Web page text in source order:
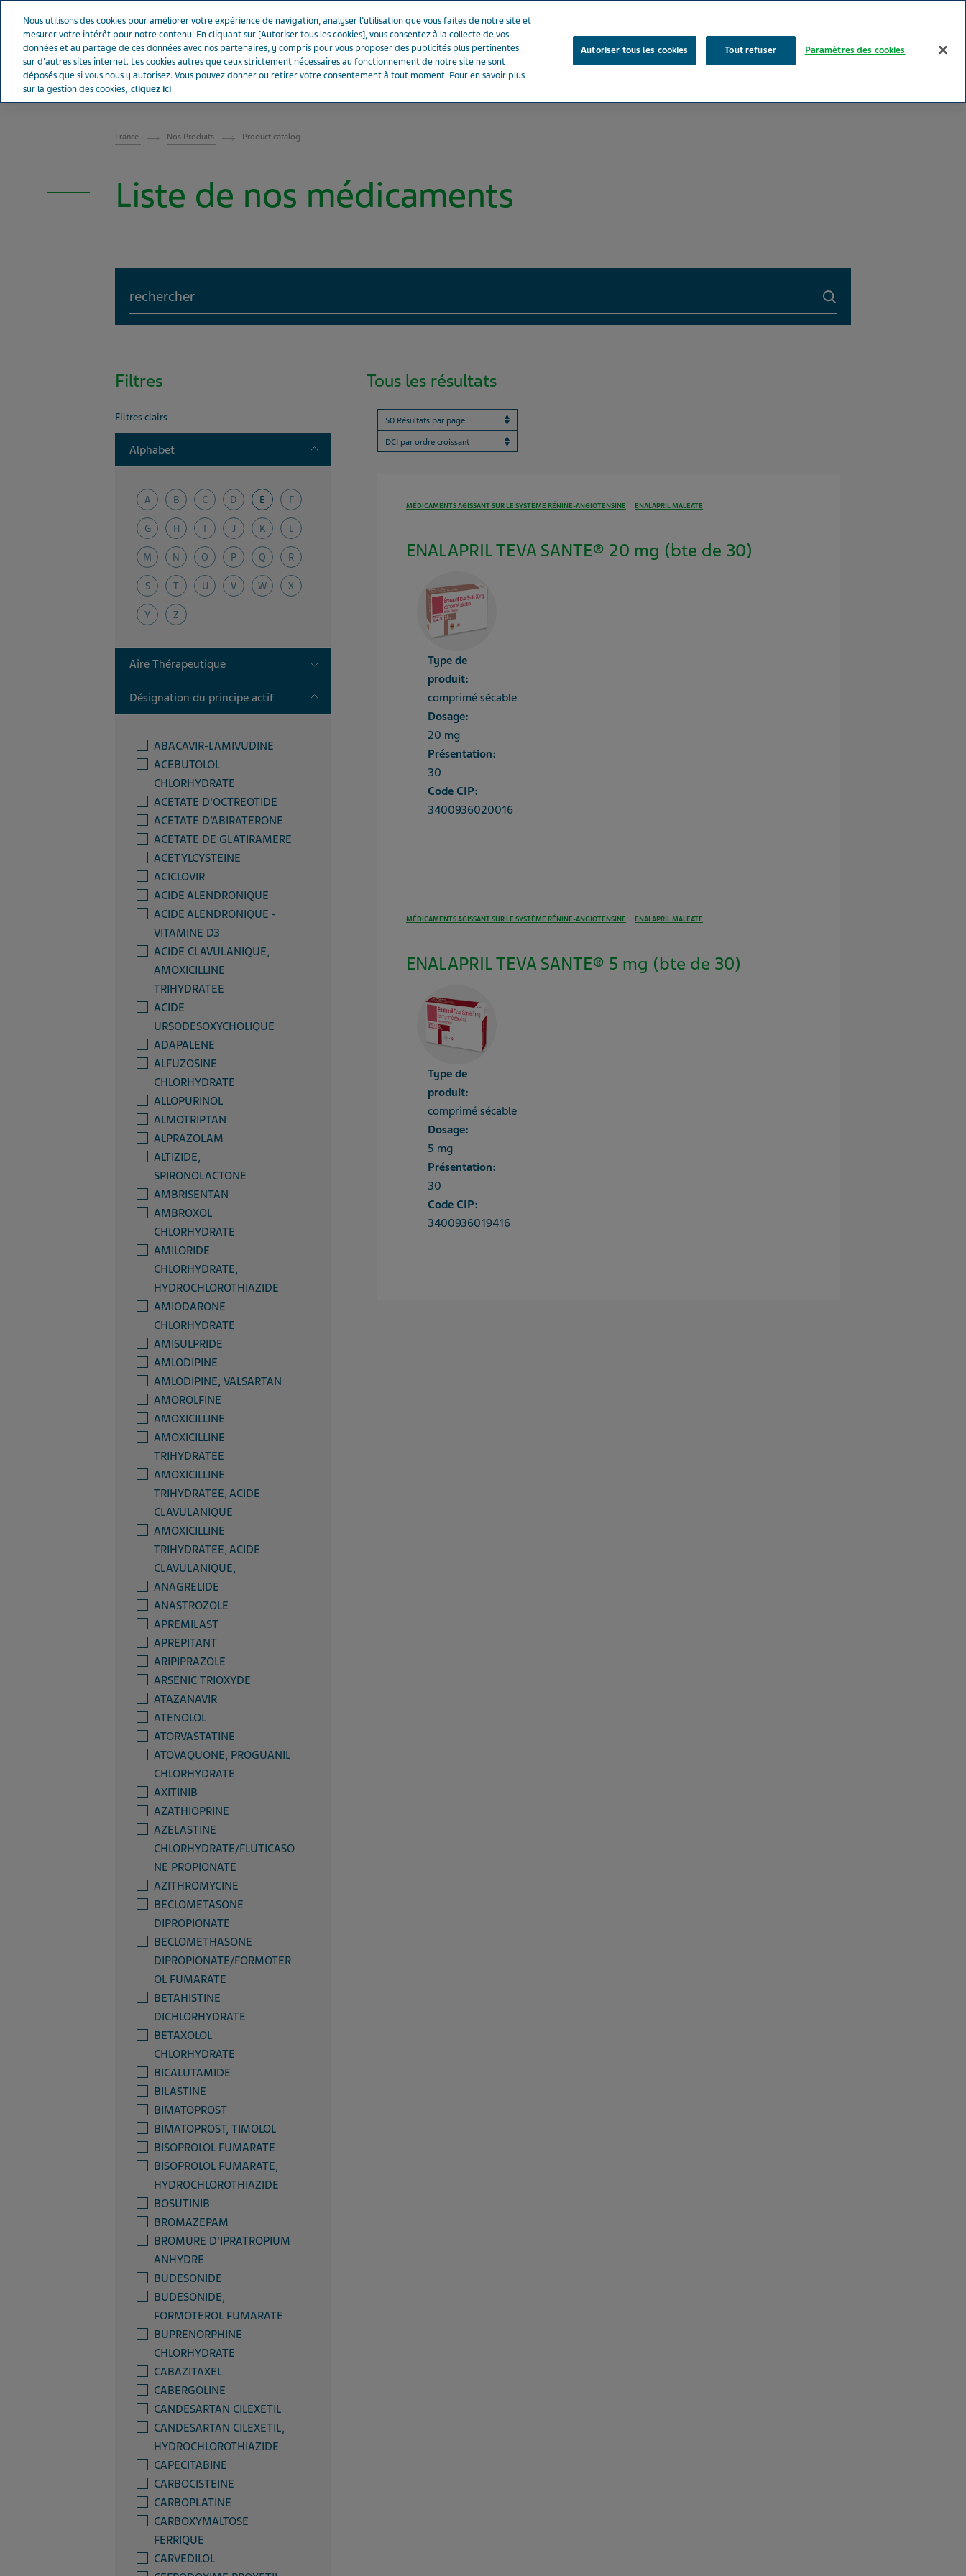
Aller sur Tevapharm
FRANCE
France Nos Produits Product catalog
Liste de nos médicaments
Search
Filtres
Filtres clairs
Alphabet Toggle
A B C D E F
G H I J K L
M N O P Q R
S T U V W X
Y Z
Aire Thérapeutique Toggle
Désignation du principe actif Toggle
ABACAVIR-LAMIVUDINE
ACEBUTOLOL
CHLORHYDRATE
ACETATE D'OCTREOTIDE
ACETATE D’ABIRATERONE
ACETATE DE GLATIRAMERE
ACETYLCYSTEINE
ACICLOVIR
ACIDE ALENDRONIQUE
ACIDE ALENDRONIQUE -
VITAMINE D3
ACIDE CLAVULANIQUE,
AMOXICILLINE
TRIHYDRATEE
ACIDE
URSODESOXYCHOLIQUE
ADAPALENE
ALFUZOSINE
CHLORHYDRATE
ALLOPURINOL
ALMOTRIPTAN
ALPRAZOLAM
ALTIZIDE,
SPIRONOLACTONE
AMBRISENTAN
AMBROXOL
CHLORHYDRATE
AMILORIDE
CHLORHYDRATE,
HYDROCHLOROTHIAZIDE
AMIODARONE
CHLORHYDRATE
AMISULPRIDE
AMLODIPINE
AMLODIPINE, VALSARTAN
AMOROLFINE
AMOXICILLINE
AMOXICILLINE
TRIHYDRATEE
AMOXICILLINE
TRIHYDRATEE, ACIDE
CLAVULANIQUE
AMOXICILLINE
TRIHYDRATEE, ACIDE
CLAVULANIQUE,
ANAGRELIDE
ANASTROZOLE
APREMILAST
APREPITANT
ARIPIPRAZOLE
ARSENIC TRIOXYDE
ATAZANAVIR
ATENOLOL
ATORVASTATINE
ATOVAQUONE, PROGUANIL
CHLORHYDRATE
AXITINIB
AZATHIOPRINE
AZELASTINE
CHLORHYDRATE/FLUTICASO
NE PROPIONATE
AZITHROMYCINE
BECLOMETASONE
DIPROPIONATE
BECLOMETHASONE
DIPROPIONATE/FORMOTER
OL FUMARATE
BETAHISTINE
DICHLORHYDRATE
BETAXOLOL
CHLORHYDRATE
BICALUTAMIDE
BILASTINE
BIMATOPROST
BIMATOPROST, TIMOLOL
BISOPROLOL FUMARATE
BISOPROLOL FUMARATE,
HYDROCHLOROTHIAZIDE
BOSUTINIB
BROMAZEPAM
BROMURE D'IPRATROPIUM
ANHYDRE
BUDESONIDE
BUDESONIDE,
FORMOTEROL FUMARATE
BUPRENORPHINE
CHLORHYDRATE
CABAZITAXEL
CABERGOLINE
CANDESARTAN CILEXETIL
CANDESARTAN CILEXETIL,
HYDROCHLOROTHIAZIDE
CAPECITABINE
CARBOCISTEINE
CARBOPLATINE
CARBOXYMALTOSE
FERRIQUE
CARVEDILOL
Tous les résultats
Results per page
ProductBrandName
MÉDICAMENTS AGISSANT SUR LE SYSTÈME RÉNINE-ANGIOTENSINE ENALAPRIL MALEATE
ENALAPRIL TEVA SANTE® 20 mg (bte de 30)
Type de
produit:
comprimé sécable
Dosage:
20 mg
Présentation:
30
Code CIP:
3400936020016
MÉDICAMENTS AGISSANT SUR LE SYSTÈME RÉNINE-ANGIOTENSINE ENALAPRIL MALEATE
ENALAPRIL TEVA SANTE® 5 mg (bte de 30)
Type de
produit:
comprimé sécable
Dosage:
5 mg
Présentation:
30
Code CIP:
3400936019416
Nous utilisons des cookies pour améliorer votre expérience de navigation, analyser l’utilisation que vous faites de notre site et
mesurer votre intérêt pour notre contenu. En cliquant sur [Autoriser tous les cookies], vous consentez à la collecte de vos
données et au partage de ces données avec nos partenaires, y compris pour vous proposer des publicités plus pertinentes
sur d'autres sites internet. Les cookies autres que ceux strictement nécessaires au fonctionnement de notre site ne sont
déposés que si vous nous y autorisez. Vous pouvez donner ou retirer votre consentement à tout moment. Pour en savoir plus
sur la gestion des cookies, cliquez ici
Autoriser tous les cookies Tout refuser Paramètres des cookies